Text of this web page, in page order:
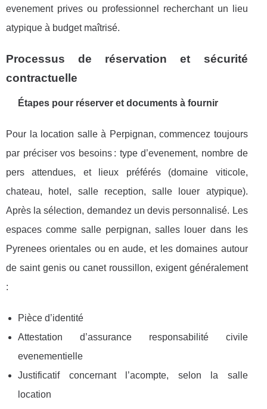
evenement prives ou professionnel recherchant un lieu
atypique à budget maîtrisé.
Processus de réservation et sécurité
contractuelle
Étapes pour réserver et documents à fournir
Pour la location salle à Perpignan, commencez toujours
par préciser vos besoins : type d’evenement, nombre de
pers attendues, et lieux préférés (domaine viticole,
chateau, hotel, salle reception, salle louer atypique).
Après la sélection, demandez un devis personnalisé. Les
espaces comme salle perpignan, salles louer dans les
Pyrenees orientales ou en aude, et les domaines autour
de saint genis ou canet roussillon, exigent généralement
:
Pièce d’identité
Attestation d’assurance responsabilité civile
evenementielle
Justificatif concernant l’acompte, selon la salle
location